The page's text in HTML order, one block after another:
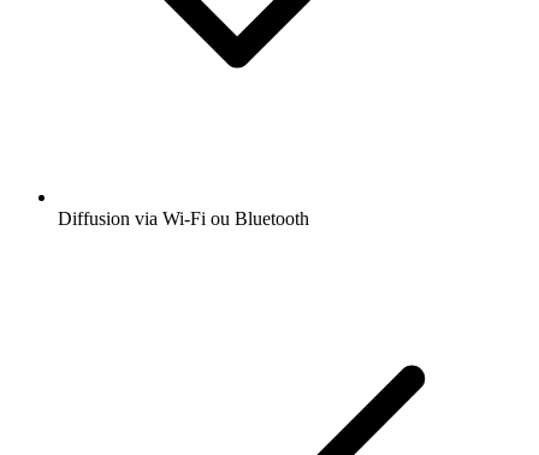
Diffusion via Wi-Fi ou Bluetooth